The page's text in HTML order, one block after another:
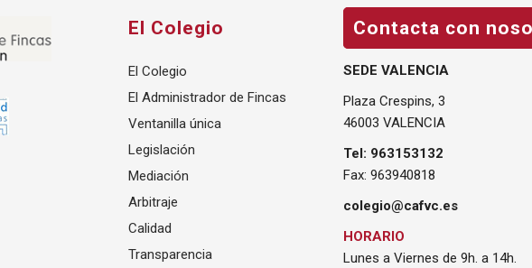
El Colegio
El Colegio
El Administrador de Fincas
Ventanilla única
Legislación
Mediación
Arbitraje
Calidad
Transparencia
Contacta con
SEDE VALENCIA
Plaza Crespins, 3
46003 VALENCIA
Tel: 963153132
Fax: 963940818
colegio@cafvc.es
HORARIO
Lunes a Viernes de 9h. a 14h.